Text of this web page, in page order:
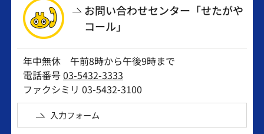
お問い合わせセンター「せたがや
コール」
年中無休 午前8時から午後9時まで
電話番号03-5432-3333
ファクシミリ 03-5432-3100
入力フォーム